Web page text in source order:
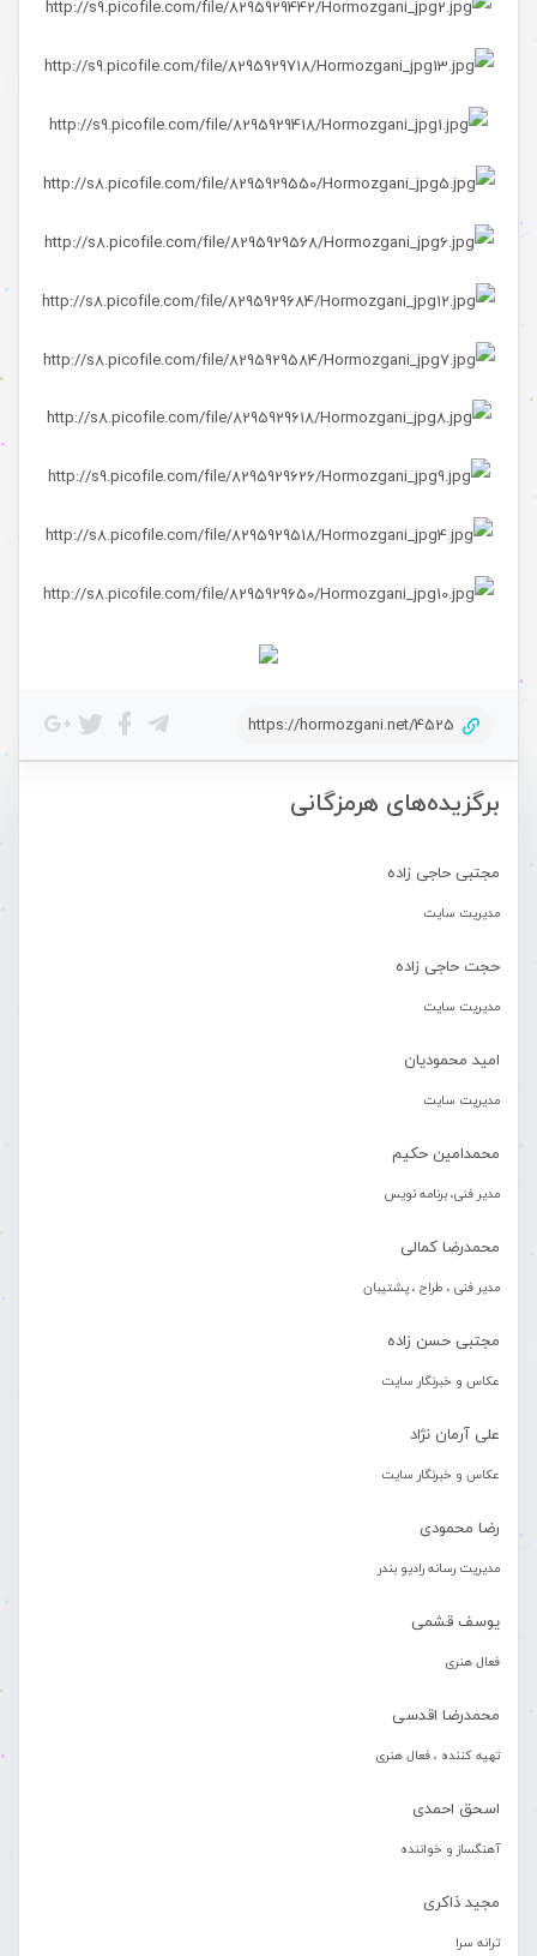
برگزیده‌های هرمزگانی
مجتبی حاجی زاده
مدیریت سایت
حجت حاجی زاده
مدیریت سایت
امید محمودیان
مدیریت سایت
محمدامین حکیم
مدیر فنی، برنامه نویس
محمدرضا کمالی
مدیر فنی ، طراح ، پشتیبان
مجتبی حسن زاده
عکاس و خبرنگار سایت
علی آرمان نژاد
عکاس و خبرنگار سایت
رضا محمودی
مدیریت رسانه رادیو بندر
یوسف قشمی
فعال هنری
محمدرضا اقدسی
تهیه کننده ، فعال هنری
اسحق احمدی
آهنگساز و خواننده
مجید ذاکری
ترانه سرا
https://hormozgani.net/4525